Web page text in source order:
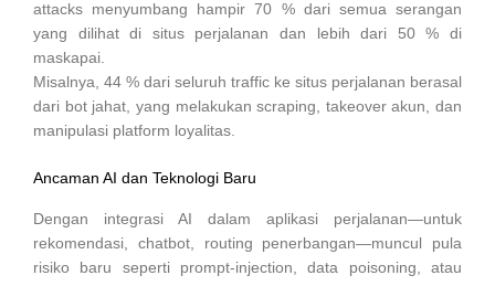
attacks menyumbang hampir 70 % dari semua serangan
yang dilihat di situs perjalanan dan lebih dari 50 % di
maskapai.
Misalnya, 44 % dari seluruh traffic ke situs perjalanan berasal
dari bot jahat, yang melakukan scraping, takeover akun, dan
manipulasi platform loyalitas.
Ancaman AI dan Teknologi Baru
Dengan integrasi AI dalam aplikasi perjalanan—untuk
rekomendasi, chatbot, routing penerbangan—muncul pula
risiko baru seperti prompt-injection, data poisoning, atau